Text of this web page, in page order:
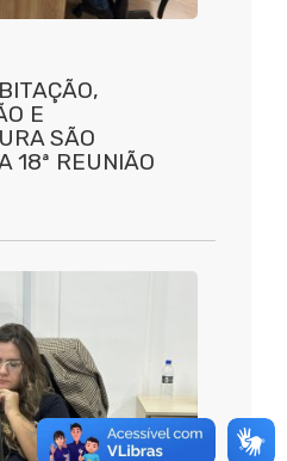
E
SÃO
18ª REUNIÃO